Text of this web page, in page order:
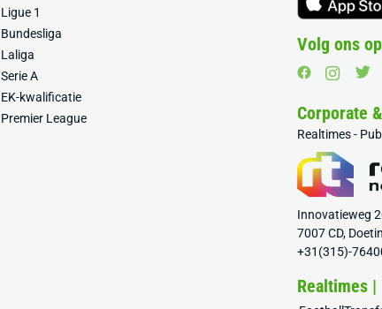
Ligue 1
Bundesliga
Laliga
Serie A
EK-kwalificatie
Premier League
Volg ons
Corporate
Realtimes -
Innovatieweg
7007 CD,
+31(315)-
Realtimes